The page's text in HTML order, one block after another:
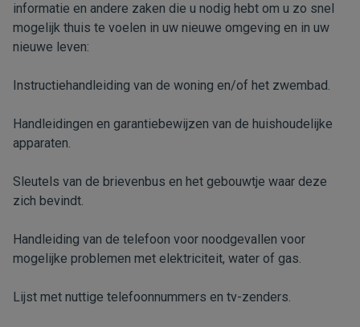
informatie en andere zaken die u nodig hebt om u zo snel
mogelijk thuis te voelen in uw nieuwe omgeving en in uw
nieuwe leven:
Instructiehandleiding van de woning en/of het zwembad.
Handleidingen en garantiebewijzen van de huishoudelijke
apparaten.
Sleutels van de brievenbus en het gebouwtje waar deze
zich bevindt.
Handleiding van de telefoon voor noodgevallen voor
mogelijke problemen met elektriciteit, water of gas.
Lijst met nuttige telefoonnummers en tv-zenders.